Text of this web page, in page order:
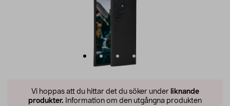
Vi hoppas att du hittar det du söker under liknande
produkter. Information om den utgångna produkten